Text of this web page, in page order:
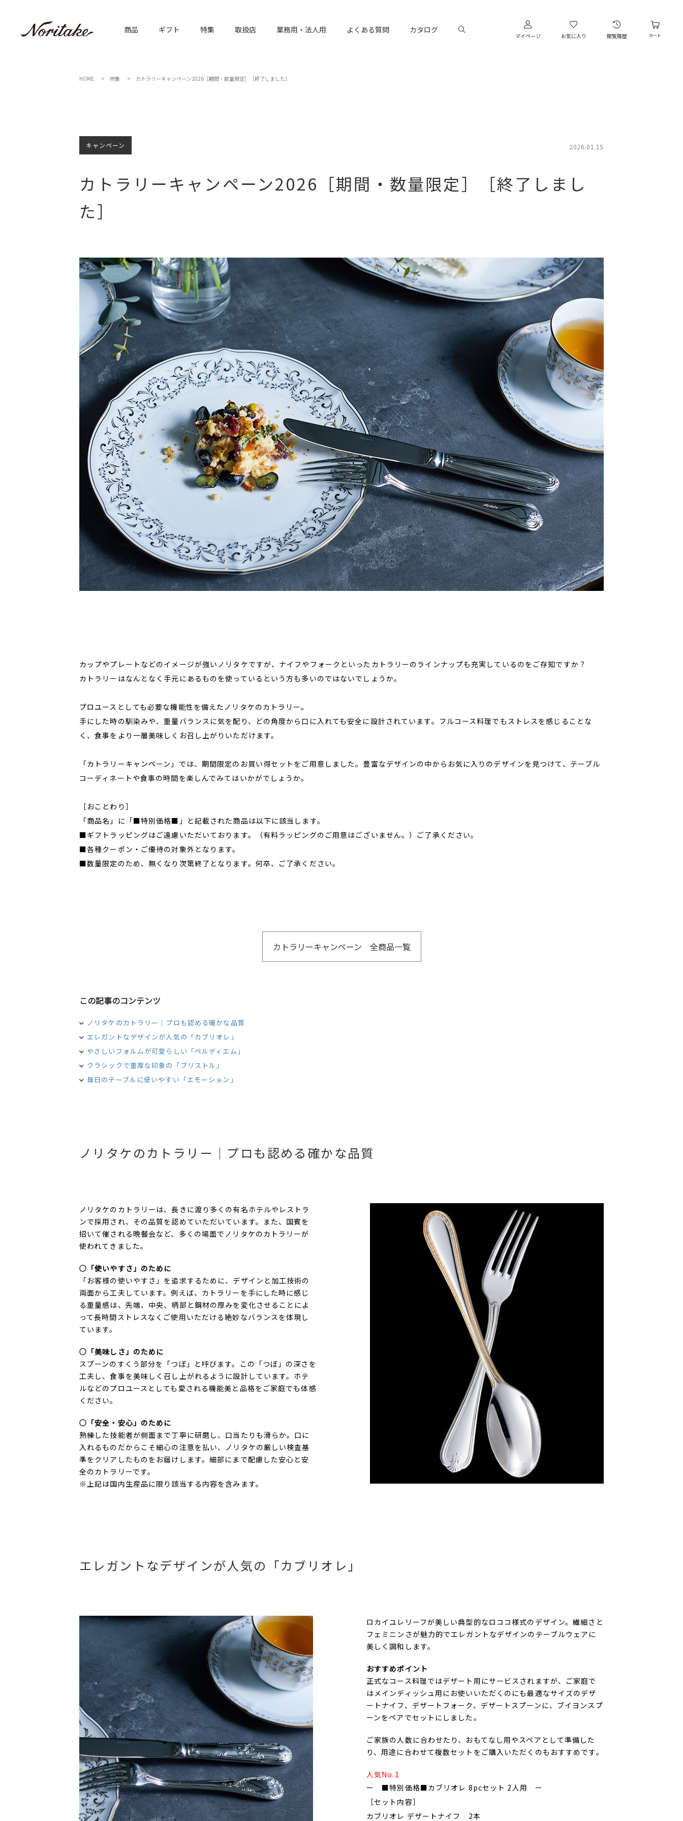
商品 ギフト 特集 取扱店 業務用・法人用 よくある質問 カタログ
マイページ お気に入り 閲覧履歴 カート
HOME 特集 カトラリーキャンペーン2026［期間・数量限定］［終了しました］
キャンペーン 2026.01.15
カトラリーキャンペーン2026［期間・数量限定］［終了しまし
た］
カップやプレートなどのイメージが強いノリタケですが、ナイフやフォークといったカトラリーのラインナップも充実しているのをご存知ですか？
カトラリーはなんとなく手元にあるものを使っているという方も多いのではないでしょうか。
プロユースとしても必要な機能性を備えたノリタケのカトラリー。
手にした時の馴染みや、重量バランスに気を配り、どの角度から口に入れても安全に設計されています。フルコース料理でもストレスを感じることな
く、食事をより一層美味しくお召し上がりいただけます。
「カトラリーキャンペーン」では、期間限定のお買い得セットをご用意しました。豊富なデザインの中からお気に入りのデザインを見つけて、テーブル
コーディネートや食事の時間を楽しんでみてはいかがでしょうか。
［おことわり］
「商品名」に「■特別価格■」と記載された商品は以下に該当します。
■ギフトラッピングはご遠慮いただいております。（有料ラッピングのご用意はございません。）ご了承ください。
■各種クーポン・ご優待の対象外となります。
■数量限定のため、無くなり次第終了となります。何卒、ご了承ください。
カトラリーキャンペーン 全商品一覧
この記事のコンテンツ
ノリタケのカトラリー｜プロも認める確かな品質
エレガントなデザインが人気の「カブリオレ」
やさしいフォルムが可愛らしい「ペルディエム」
クラシックで重厚な印象の「ブリストル」
毎日のテーブルに使いやすい「エモーション」
ノリタケのカトラリー｜プロも認める確かな品質
ノリタケのカトラリーは、長きに渡り多くの有名ホテルやレストラ
ンで採用され、その品質を認めていただいています。また、国賓を
招いて催される晩餐会など、多くの場面でノリタケのカトラリーが
使われてきました。
○「使いやすさ」のために
「お客様の使いやすさ」を追求するために、デザインと加工技術の
両面から工夫しています。例えば、カトラリーを手にした時に感じ
る重量感は、先端、中央、柄部と鋼材の厚みを変化させることによ
って長時間ストレスなくご使用いただける絶妙なバランスを体現し
ています。
○「美味しさ」のために
スプーンのすくう部分を「つぼ」と呼びます。この「つぼ」の深さを
工夫し、食事を美味しく召し上がれるように設計しています。ホテ
ルなどのプロユースとしても愛される機能美と品格をご家庭でも体感
ください。
○「安全・安心」のために
熟練した技能者が側面まで丁寧に研磨し、口当たりも滑らか。口に
入れるものだからこそ細心の注意を払い、ノリタケの厳しい検査基
準をクリアしたものをお届けします。細部にまで配慮した安心と安
全のカトラリーです。
※上記は国内生産品に限り該当する内容を含みます。
エレガントなデザインが人気の「カブリオレ」
ロカイユレリーフが美しい典型的なロココ様式のデザイン。繊細さと
フェミニンさが魅力的でエレガントなデザインのテーブルウェアに
美しく調和します。
おすすめポイント
正式なコース料理ではデザート用にサービスされますが、ご家庭で
はメインディッシュ用にお使いいただくのにも最適なサイズのデザ
ートナイフ、デザートフォーク、デザートスプーンに、ブイヨンスプ
ーンをペアでセットにしました。
ご家族の人数に合わせたり、おもてなし用やスペアとして準備した
り、用途に合わせて複数セットをご購入いただくのもおすすめです。
人気No.1
ー ■特別価格■カブリオレ 8pcセット 2人用 ー
［セット内容］
カブリオレ デザートナイフ 2本